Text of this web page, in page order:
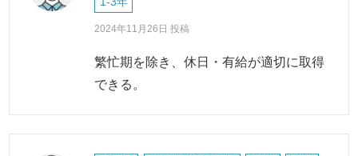
2024年11月26日 投稿
繁忙期を除き、休日・有給が適切に取得
できる。